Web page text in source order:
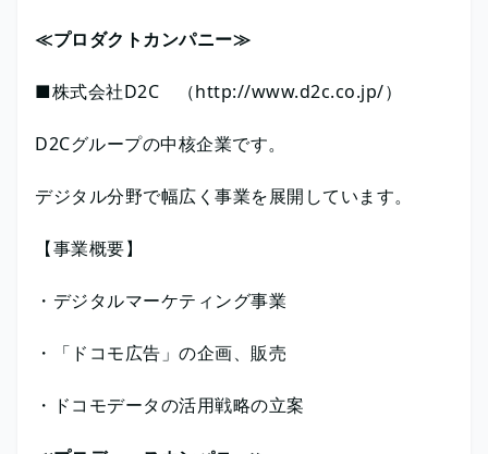
≪プロダクトカンパニー≫
■株式会社D2C （http://www.d2c.co.jp/）
D2Cグループの中核企業です。
デジタル分野で幅広く事業を展開しています。
【事業概要】
・デジタルマーケティング事業
・「ドコモ広告」の企画、販売
・ドコモデータの活用戦略の立案